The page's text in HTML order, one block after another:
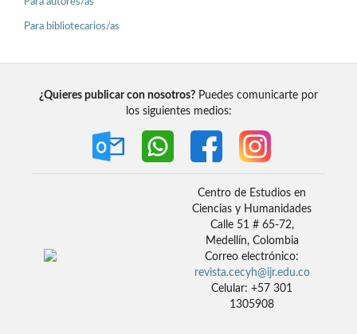
Para autores/as
Para bibliotecarios/as
¿Quieres publicar con nosotros? Puedes comunicarte por
los siguientes medios:
Centro de Estudios en
Ciencias y Humanidades
Calle 51 # 65-72,
Medellín, Colombia
Correo electrónico:
revista.cecyh@ijr.edu.co
Celular: +57 301
1305908